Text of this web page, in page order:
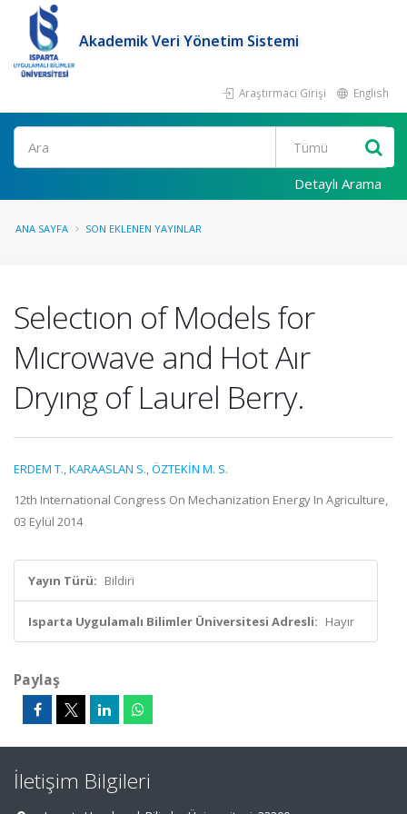
Akademik Veri Yönetim Sistemi
Araştırmacı Girişi English
Ara
Detaylı Arama
ANA SAYFA SON EKLENEN YAYINLAR
Selectıon of Models for
Mıcrowave and Hot Aır
Dryıng of Laurel Berry.
ERDEM T.,KARAASLAN S.,ÖZTEKİN M. S.
12th International Congress On Mechanization Energy In Agriculture,
03 Eylül 2014
Yayın Türü: Bildiri
Isparta Uygulamalı Bilimler Üniversitesi Adresli: Hayır
Paylaş
İletişim Bilgileri